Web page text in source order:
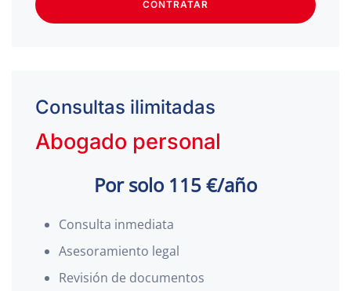
CONTRATAR
Consultas ilimitadas
Abogado personal
Por solo 115 €/año
Consulta inmediata
Asesoramiento legal
Revisión de documentos